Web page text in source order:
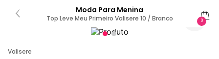
Moda Para Menina
Top Leve Meu Primeiro Valisere 10 / Branco 0
Valisere